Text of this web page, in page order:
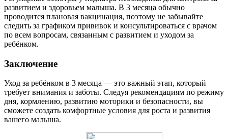
развитием и здоровьем малыша. В 3 месяца обычно
проводится плановая вакцинация, поэтому не забывайте
следить за графиком прививок и консультироваться с врачом
по всем вопросам, связанным с развитием и уходом за
ребёнком.
Заключение
Уход за ребёнком в 3 месяца — это важный этап, который
требует внимания и заботы. Следуя рекомендациям по режиму
дня, кормлению, развитию моторики и безопасности, вы
сможете создать комфортные условия для роста и развития
вашего малыша.